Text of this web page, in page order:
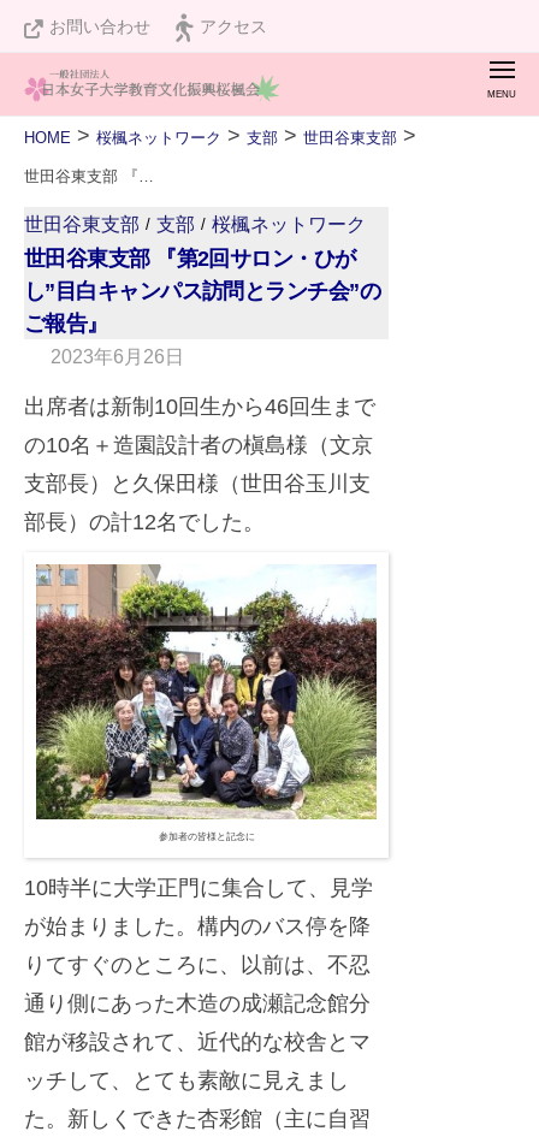
ン
お問い合わせ アクセス
桜
会
は
設
立
０
周
年
を
ま
し
た
メ
ニ
HOME > 桜楓ネットワーク > 支部 > 世田谷東支部 >
世田谷東支部 / 支部 / 桜楓ネットワーク
世田谷東支部 『第2回サロン・ひが
し”目白キャンパス訪問とランチ会”の
ご報告』
2023年6月26日
d
v
i
e
r
出席者は新制10回生から46回生まで
の10名＋造園設計者の槇島様（文京
支部長）と久保田様（世田谷玉川支
部長）の計12名でした。
参加者の皆様と記念に
10時半に大学正門に集合して、見学
が始まりました。構内のバス停を降
りてすぐのところに、以前は、不忍
通り側にあった木造の成瀬記念館分
館が移設されて、近代的な校舎とマ
ッチして、とても素敵に見えまし
た。新しくできた杏彩館（主に自習
楓